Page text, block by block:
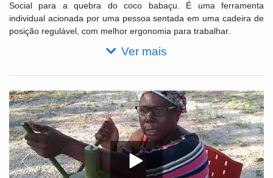
Social para a quebra do coco babaçu. É uma ferramenta
individual acionada por uma pessoa sentada em uma cadeira de
posição regulável, com melhor ergonomia para trabalhar.
Ver mais